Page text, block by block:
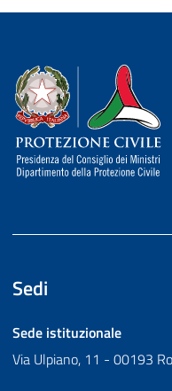
Dipartimento della
Sedi
Sede istituzionale
Via Ulpiano, 11 - 00193